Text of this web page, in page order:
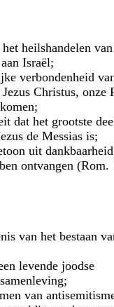
heilshandelen
Israël;
verbondenheid
Christus, onze
dat het grootste
de Messias is;
uit
ontvangen (Rom.
van het bestaan
levende joodse
van